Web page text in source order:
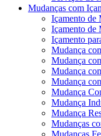
Mudanças com
Içamento de
Içamento de
Içamento
Mudança
Mudança
Mudança
Mudança
Mudança
Mudança
Mudança
Mudanças
Mudanças